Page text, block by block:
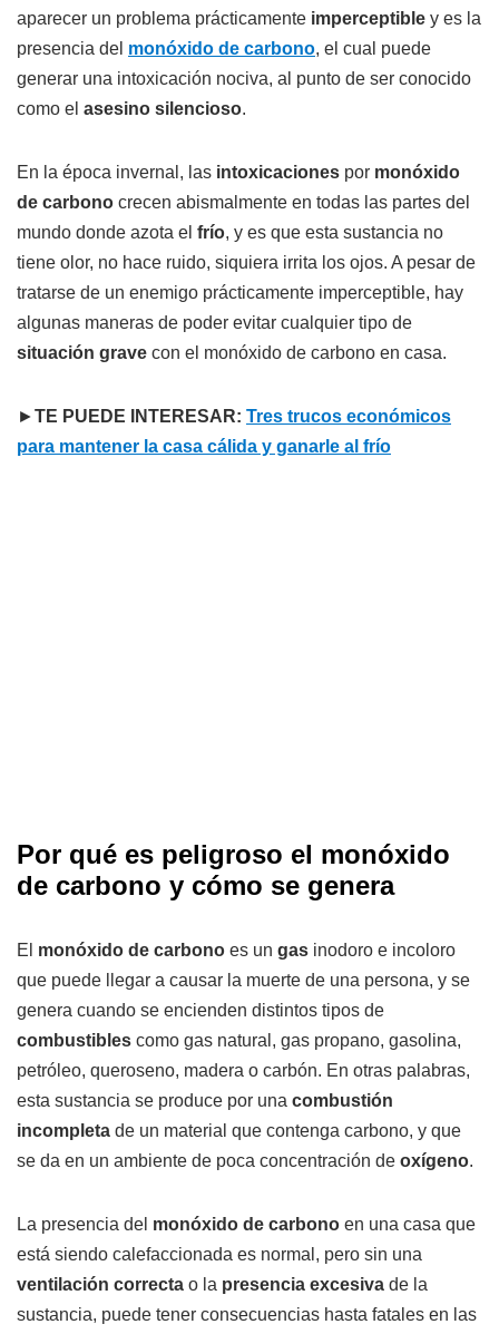
aparecer un problema prácticamente imperceptible y es la
presencia del monóxido de carbono, el cual puede
generar una intoxicación nociva, al punto de ser conocido
como el asesino silencioso.
En la época invernal, las intoxicaciones por monóxido
de carbono crecen abismalmente en todas las partes del
mundo donde azota el frío, y es que esta sustancia no
tiene olor, no hace ruido, siquiera irrita los ojos. A pesar de
tratarse de un enemigo prácticamente imperceptible, hay
algunas maneras de poder evitar cualquier tipo de
situación grave con el monóxido de carbono en casa.
►TE PUEDE INTERESAR: Tres trucos económicos
para mantener la casa cálida y ganarle al frío
Por qué es peligroso el monóxido
de carbono y cómo se genera
El monóxido de carbono es un gas inodoro e incoloro
que puede llegar a causar la muerte de una persona, y se
genera cuando se encienden distintos tipos de
combustibles como gas natural, gas propano, gasolina,
petróleo, queroseno, madera o carbón. En otras palabras,
esta sustancia se produce por una combustión
incompleta de un material que contenga carbono, y que
se da en un ambiente de poca concentración de oxígeno.
La presencia del monóxido de carbono en una casa que
está siendo calefaccionada es normal, pero sin una
ventilación correcta o la presencia excesiva de la
sustancia, puede tener consecuencias hasta fatales en las